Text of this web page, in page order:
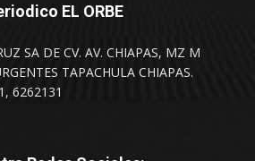
EL ORBE
SA DE CV. AV. CHIAPAS, MZ M
TAPACHULA CHIAPAS.
6262131